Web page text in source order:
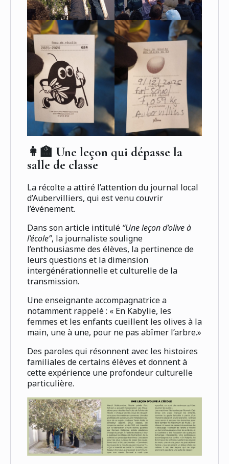
👩‍🏫 Une leçon qui dépasse la
salle de classe
La récolte a attiré l’attention du journal local
d’Aubervilliers, qui est venu couvrir
l’événement.
Dans son article intitulé “Une leçon d’olive à
l’école”, la journaliste souligne
l’enthousiasme des élèves, la pertinence de
leurs questions et la dimension
intergénérationnelle et culturelle de la
transmission.
Une enseignante accompagnatrice a
notamment rappelé : « En Kabylie, les
femmes et les enfants cueillent les olives à la
main, une à une, pour ne pas abîmer l’arbre.»
Des paroles qui résonnent avec les histoires
familiales de certains élèves et donnent à
cette expérience une profondeur culturelle
particulière.